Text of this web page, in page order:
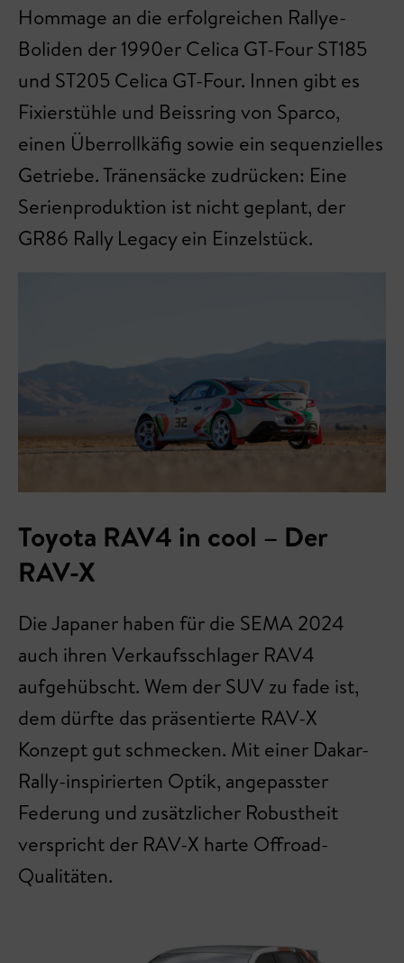
Hommage an die erfolgreichen Rallye-
Boliden der 1990er Celica GT-Four ST185
und ST205 Celica GT-Four. Innen gibt es
Fixierstühle und Beissring von Sparco,
einen Überrollkäfig sowie ein sequenzielles
Getriebe. Tränensäcke zudrücken: Eine
Serienproduktion ist nicht geplant, der
GR86 Rally Legacy ein Einzelstück.
Toyota RAV4 in cool – Der
RAV-X
Die Japaner haben für die SEMA 2024
auch ihren Verkaufsschlager RAV4
aufgehübscht. Wem der SUV zu fade ist,
dem dürfte das präsentierte RAV-X
Konzept gut schmecken. Mit einer Dakar-
Rally-inspirierten Optik, angepasster
Federung und zusätzlicher Robustheit
verspricht der RAV-X harte Offroad-
Qualitäten.